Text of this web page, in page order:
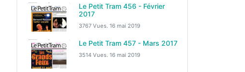
Le Petit Tram 456 - Février
2017
3767 Vues. 16 mai 2019
Le Petit Tram 457 - Mars 2017
3514 Vues. 16 mai 2019